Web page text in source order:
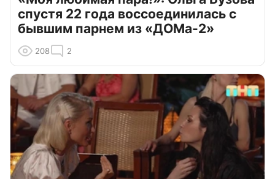
спустя 22 года воссоединилась с
бывшим парнем из «ДОМа-2»
208 2